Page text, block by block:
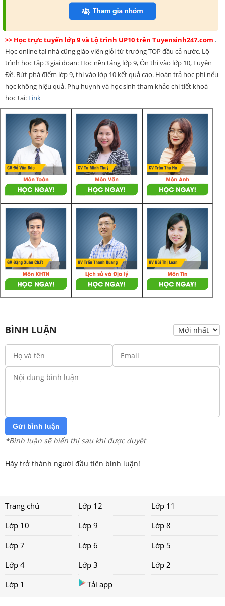
>> Học trực tuyến lớp 9 và Lộ trình UP10 trên Tuyensinh247.com .
Học online tại nhà cũng giáo viên giỏi từ trường TOP đầu cả nước. Lộ
trình học tập 3 giai đoạn: Học nền tảng lớp 9, Ôn thi vào lớp 10, Luyện
Đề. Bứt phá điểm lớp 9, thi vào lớp 10 kết quả cao. Hoàn trả học phí nếu
học không hiệu quả. Phụ huynh và học sinh tham khảo chi tiết khoá
học tại: Link
BÌNH LUẬN
Gửi bình luận
*Bình luận sẽ hiển thị sau khi được duyệt
Hãy trở thành người đầu tiên bình luận!
Trang chủ Lớp 12
Lớp 11
Lớp 10
Lớp 9
Lớp 8
Lớp 7
Lớp 6
Lớp 5
Lớp 4
Lớp 3
Lớp 2
Lớp 1
Tải app